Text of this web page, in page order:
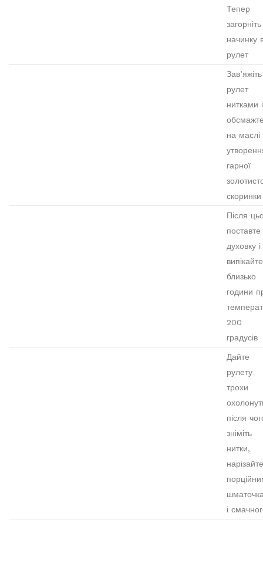
Тепер
загорніть
начинку
рулет
Зав’яжіть
рулет
нитками і
на маслі
гарної
скоринки
Після
поставте
духовку і
випікайте
близько
години
200
градусів
Дайте
рулету
трохи
після
зніміть
нитки,
нарізайте
і